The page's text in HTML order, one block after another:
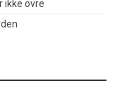
ikke ovre